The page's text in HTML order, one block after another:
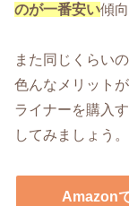
のが一番安い傾
また同じくらい
色んなメリット
ライナーを購入
してみましょう。
Amazon